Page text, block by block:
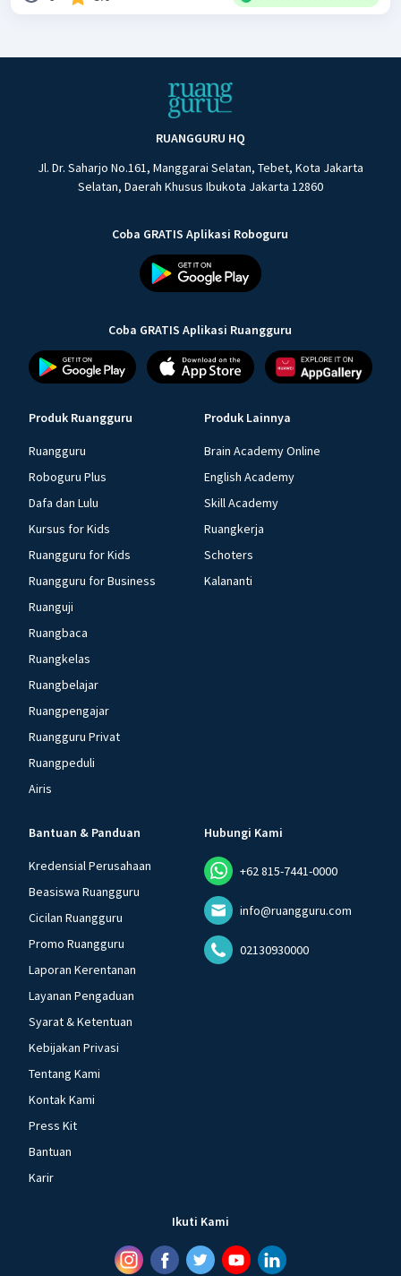
RUANGGURU HQ
Jl. Dr. Saharjo No.161, Manggarai Selatan, Tebet, Kota Jakarta
Selatan, Daerah Khusus Ibukota Jakarta 12860
Coba GRATIS Aplikasi Roboguru
Coba GRATIS Aplikasi Ruangguru
Produk Ruangguru
Ruangguru
Roboguru Plus
Dafa dan Lulu
Kursus for Kids
Ruangguru for Kids
Ruangguru for Business
Ruanguji
Ruangbaca
Ruangkelas
Ruangbelajar
Ruangpengajar
Ruangguru Privat
Ruangpeduli
Airis
Produk Lainnya
Brain Academy Online
English Academy
Skill Academy
Ruangkerja
Schoters
Kalananti
Bantuan & Panduan
Kredensial Perusahaan
Beasiswa Ruangguru
Cicilan Ruangguru
Promo Ruangguru
Laporan Kerentanan
Layanan Pengaduan
Syarat & Ketentuan
Kebijakan Privasi
Tentang Kami
Kontak Kami
Press Kit
Bantuan
Karir
Hubungi Kami
+62 815-7441-0000
info@ruangguru.com
02130930000
Ikuti Kami